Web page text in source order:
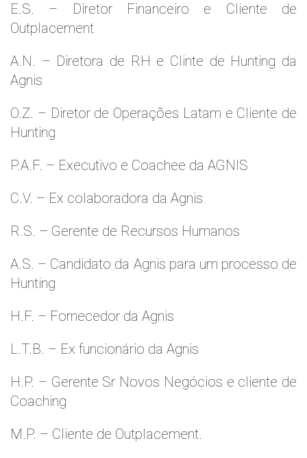
E.S. – Diretor Financeiro e Cliente de
Outplacement
A.N. – Diretora de RH e Clinte de Hunting da
Agnis
O.Z. – Diretor de Operações Latam e Cliente de
Hunting
P.A.F. – Executivo e Coachee da AGNIS
C.V. – Ex colaboradora da Agnis
R.S. – Gerente de Recursos Humanos
A.S. – Candidato da Agnis para um processo de
Hunting
H.F. – Fornecedor da Agnis
L.T.B. – Ex funcionário da Agnis
H.P. – Gerente Sr Novos Negócios e cliente de
Coaching
M.P. – Cliente de Outplacement.